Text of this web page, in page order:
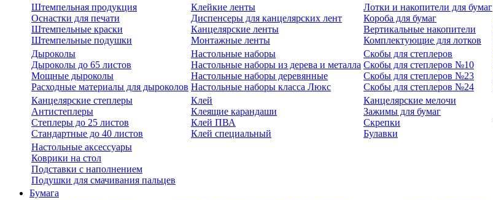
Штемпельная продукция
Оснастки для печати
Штемпельные краски
Штемпельные подушки
Клейкие ленты
Диспенсеры для канцелярских лент
Канцелярские ленты
Монтажные ленты
Лотки и накопители для бумаг
Короба для бумаг
Вертикальные накопители
Комплектующие для лотков
Дыроколы
Дыроколы до 65 листов
Мощные дыроколы
Расходные материалы для дыроколов
Настольные наборы
Настольные наборы из дерева и металла
Настольные наборы деревянные
Настольные наборы класса Люкс
Скобы для степлеров
Скобы для степлеров №10
Скобы для степлеров №23
Скобы для степлеров №24
Канцелярские степлеры
Антистеплеры
Степлеры до 25 листов
Стандартные до 40 листов
Клей
Клеящие карандаши
Клей ПВА
Клей специальный
Канцелярские мелочи
Зажимы для бумаг
Скрепки
Булавки
Настольные аксессуары
Коврики на стол
Подставки с наполнением
Подушки для смачивания пальцев
Бумага